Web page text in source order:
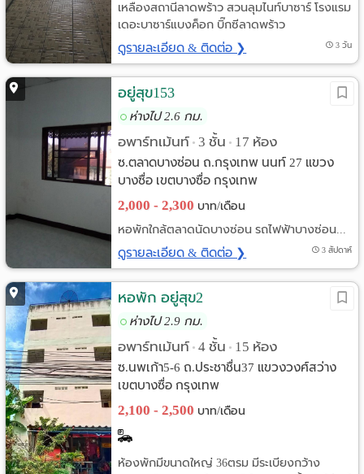
เหลืองสถานีลาดพร้าว สวนลุมไนท์บาซาร์ โรงแรม
เดอะบาซาร์แบงค็อก บิ๊กซีลาดพร้าว
ดูรายละเอียด & ติดต่อ ❯ 3 วัน
อยู่สุข153
ห่างไป 2.6 กม.
อพาร์ทเม้นท์ • 3 ชั้น • 17 ห้อง
ซ.ตลาดบางซ่อน ถ.กรุงเทพ นนท์ 27 แขวง
บางซื่อ เขตบางซื่อ กรุงเทพ
2,000 - 2,300 บาท/เดือน
หอพักใกล้ตลาดนัดบางซ่อน รถไฟฟ้าบางซ่อน...
ดูรายละเอียด & ติดต่อ ❯ 3 สัปดาห์
หอพัก อยู่สุข2
ห่างไป 2.9 กม.
อพาร์ทเม้นท์ • 4 ชั้น • 15 ห้อง
ซ.นพเก้า5-6 ถ.ประชาชื่น37 แขวงวงศ์สว่าง
เขตบางซื่อ กรุงเทพ
2,100 - 2,500 บาท/เดือน
ห้องพักมีขนาดใหญ่ 36ตรม มีระเบียงกว้าง